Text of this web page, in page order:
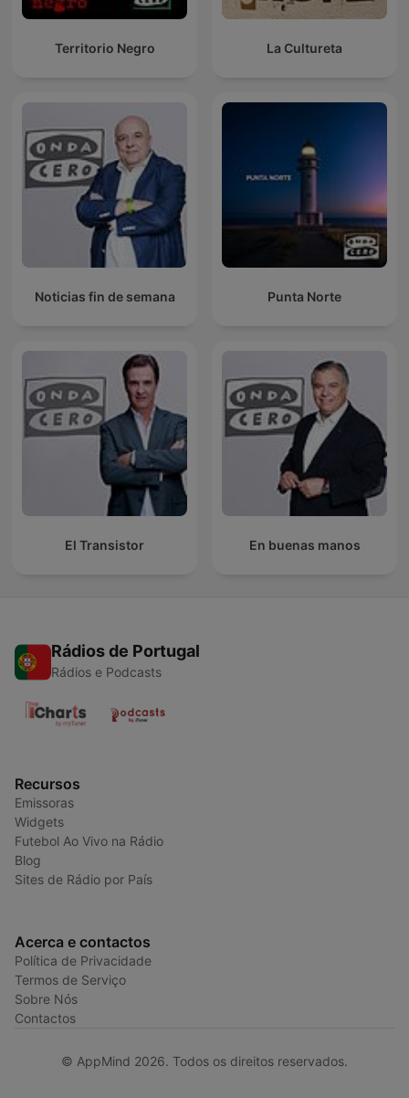
Territorio Negro La Cultureta
Noticias fin de semana Punta Norte
El Transistor En buenas manos
Rádios de Portugal
Rádios e Podcasts
Recursos
Emissoras
Widgets
Futebol Ao Vivo na Rádio
Blog
Sites de Rádio por País
Acerca e contactos
Política de Privacidade
Termos de Serviço
Sobre Nós
Contactos
© AppMind 2026. Todos os direitos reservados.